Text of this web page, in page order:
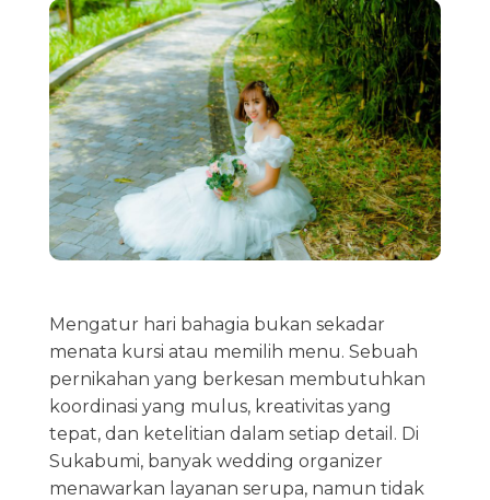
Mengatur hari bahagia bukan sekadar
menata kursi atau memilih menu. Sebuah
pernikahan yang berkesan membutuhkan
koordinasi yang mulus, kreativitas yang
tepat, dan ketelitian dalam setiap detail. Di
Sukabumi, banyak wedding organizer
menawarkan layanan serupa, namun tidak